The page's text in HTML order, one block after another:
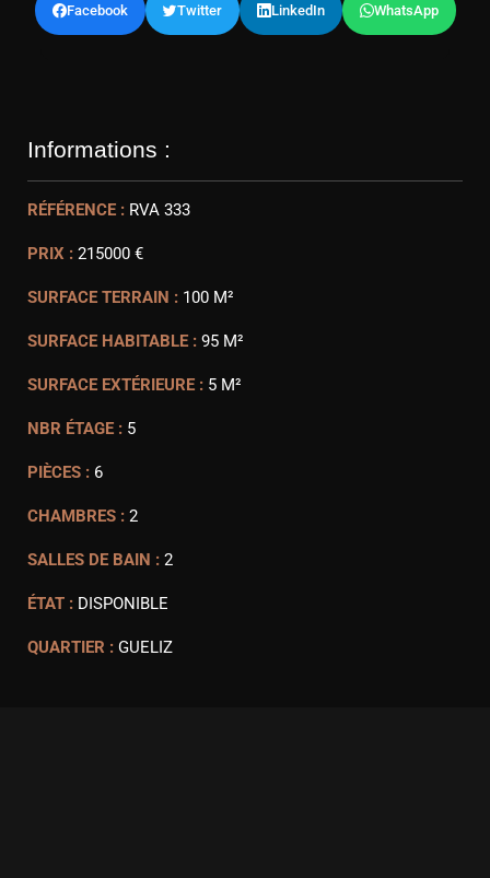
Facebook Twitter LinkedIn WhatsApp
Informations :
RÉFÉRENCE : RVA 333
PRIX : 215000 €
SURFACE TERRAIN : 100 M²
SURFACE HABITABLE : 95 M²
SURFACE EXTÉRIEURE : 5 M²
NBR ÉTAGE : 5
PIÈCES : 6
CHAMBRES : 2
SALLES DE BAIN : 2
ÉTAT : DISPONIBLE
QUARTIER : GUELIZ